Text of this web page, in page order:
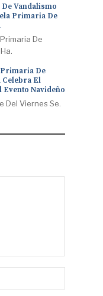
Vandalismo
Primaria De
De
De
El
Navideño
Del Viernes Se.